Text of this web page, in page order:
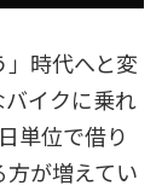
時代へと変
イクに乗れ
単位で借り
が増えてい